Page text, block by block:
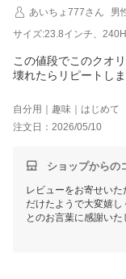
あいちょ777さん
男
サイズ:23.8インチ、
この値段でこのクオ
壊れたらリピートし
自分用｜趣味｜はじめて
注文日：2026/05/10
ショップからの
レビューをお寄せい
だけたようで大変嬉
とのお言葉に感謝いた
質の維持・向上に努